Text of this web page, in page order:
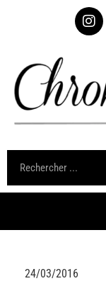
24/03/2016